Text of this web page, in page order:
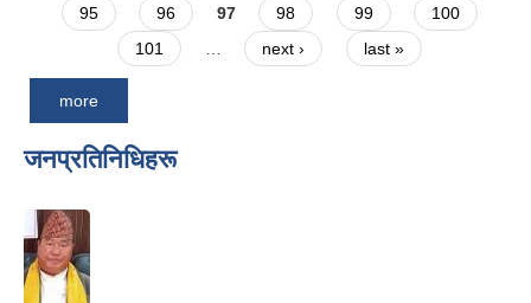
95
96 97 98 99
100
101
next › last »
more
जनप्रतिनिधिहरू